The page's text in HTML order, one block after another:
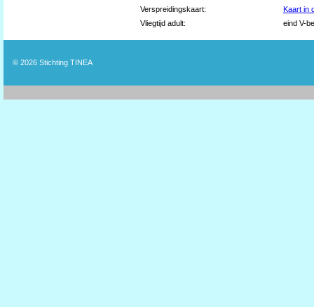
Verspreidingskaart:
Kaart in
Vliegtijd adult:
eind V-
© 2026 Stichting TINEA